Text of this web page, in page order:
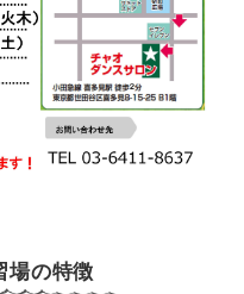
場の特徴